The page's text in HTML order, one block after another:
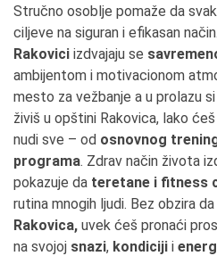
Stručno osoblje pomaže da
ciljeve na siguran i efikasan način.
Rakovici izdvajaju se
ambijentom i motivacionom
mesto za vežbanje a u prolazu
živiš u opštini Rakovica, lako
nudi sve – od osnovnog
programa. Zdrav način života
pokazuje da teretane i fitness
rutina mnogih ljudi. Bez obzira
Rakovica, uvek ćeš pronaći
na svojoj snazi, kondiciji i